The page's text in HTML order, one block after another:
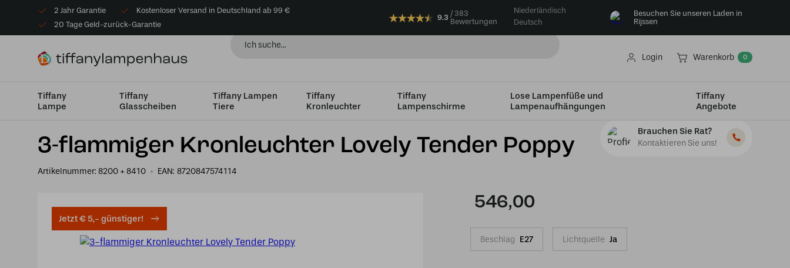
2 Jahr Garantie
Kostenloser Versand in Deutschland ab 99 €
20 Tage Geld-zurück-Garantie
9.3
383
Bewertungen
Niederländisch
Deutsch
Besuchen Sie unseren Laden in
Rijssen
Login Warenkorb 0
Tiffany
Lampe
Tiffany
Glasscheiben
Tiffany Lampen
Tiere
Tiffany
Kronleuchter
Tiffany
Lampenschirme
Lose Lampenfüße und
Lampenaufhängungen
Tiffany
Angebote
Startseite Tiffany Kronleuchter 3-flammiger Kronleuchter Lovely Tender Poppy
3-flammiger Kronleuchter Lovely Tender Poppy
Artikelnummer: 8200 + 8410 EAN: 8720847574114
Brauchen Sie Rat?
Kontaktieren Sie uns!
Jetzt € 5,- günstiger!
546,00
Beschlag E27 Lichtquelle Ja